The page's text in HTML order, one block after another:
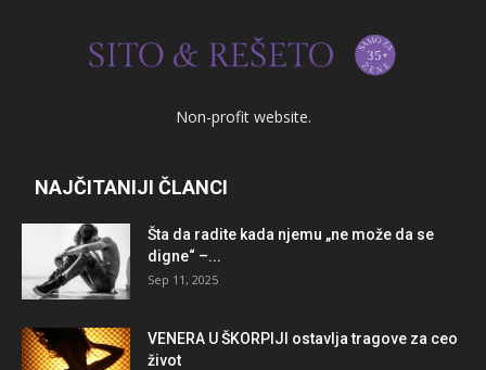
Non-profit website.
NAJČITANIJI ČLANCI
Šta da radite kada njemu „ne može da se
digne“ –...
Sep 11, 2025
VENERA U ŠKORPIJI ostavlja tragove za ceo
život